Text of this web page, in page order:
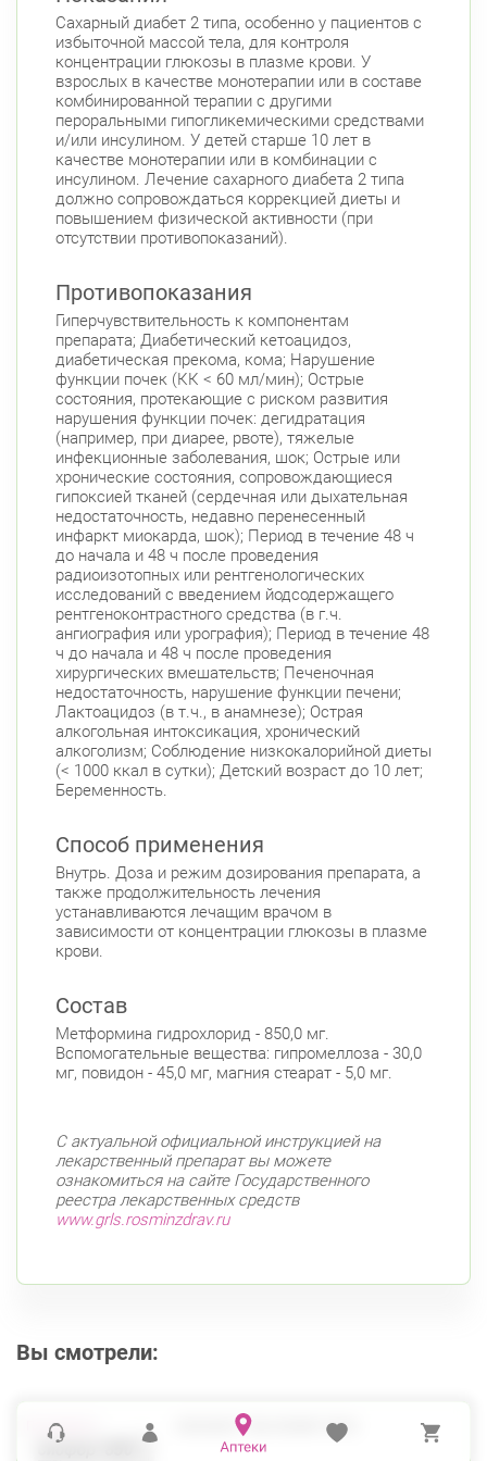
Ленинский пр., д. 88 Круглосуточно
Юго-Западная
Невский район
ул. Чудновского, д. 19 (Российский пр., д. 7)
Круглосуточно
Проспект Большевиков
ул. Дыбенко ул., д. 8, к. 3 Круглосуточно
Улица Дыбенко
Петроградский район
Чкаловский пр., д. 60 Круглосуточно
Петроградская
Спортивная
Чкаловская
Б. Монетная ул., д. 10 Круглосуточно
Горьковская
Петроградская
Чкаловская
Приморский район
Туристская ул., д.28 к.1 Круглосуточно
Беговая
Савушкина ул., д.143 Круглосуточно
Беговая
пр. Королёва, д. 61 Круглосуточно
Комендантский пр.
Комендантский пр., д. 34 к. 1 Круглосуточно
Комендантский пр.
Комендантский пр. 67 Круглосуточно
Комендантский пр.
Коломяжский пр. 26 (Аллея Поликарпова, д.
2)
Круглосуточно
Пионерская
Богатырский пр., д. 28 Круглосуточно
Пионерская Комендантский пр.
Дунайский пр., д. 34/16
Дунайская
Сахарный диабет 2 типа, особенно у пациентов с
избыточной массой тела, для контроля
концентрации глюкозы в плазме крови. У
взрослых в качестве монотерапии или в составе
комбинированной терапии с другими
пероральными гипогликемическими средствами
и/или инсулином. У детей старше 10 лет в
качестве монотерапии или в комбинации с
инсулином. Лечение сахарного диабета 2 типа
должно сопровождаться коррекцией диеты и
повышением физической активности (при
отсутствии противопоказаний).
Противопоказания
Гиперчувствительность к компонентам
препарата; Диабетический кетоацидоз,
диабетическая прекома, кома; Нарушение
функции почек (КК < 60 мл/мин); Острые
состояния, протекающие с риском развития
нарушения функции почек: дегидратация
(например, при диарее, рвоте), тяжелые
инфекционные заболевания, шок; Острые или
хронические состояния, сопровождающиеся
гипоксией тканей (сердечная или дыхательная
недостаточность, недавно перенесенный
инфаркт миокарда, шок); Период в течение 48 ч
до начала и 48 ч после проведения
радиоизотопных или рентгенологических
исследований с введением йодсодержащего
рентгеноконтрастного средства (в г.ч.
ангиография или урография); Период в течение 48
ч до начала и 48 ч после проведения
хирургических вмешательств; Печеночная
недостаточность, нарушение функции печени;
Лактоацидоз (в т.ч., в анамнезе); Острая
алкогольная интоксикация, хронический
алкоголизм; Соблюдение низкокалорийной диеты
(< 1000 ккал в сутки); Детский возраст до 10 лет;
Беременность.
Способ применения
Внутрь. Доза и режим дозирования препарата, а
также продолжительность лечения
устанавливаются лечащим врачом в
зависимости от концентрации глюкозы в плазме
крови.
Состав
Метформина гидрохлорид - 850,0 мг.
Вспомогательные вещества: гипромеллоза - 30,0
мг, повидон - 45,0 мг, магния стеарат - 5,0 мг.
С актуальной официальной инструкцией на
лекарственный препарат вы можете
ознакомиться на сайте Государственного
реестра лекарственных средств
www.grls.rosminzdrav.ru
Вы смотрели:
СИОФОР ТАБ 850МГ №60